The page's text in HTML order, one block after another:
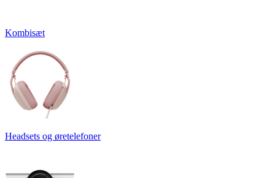
Kombisæt
Headsets og øretelefoner